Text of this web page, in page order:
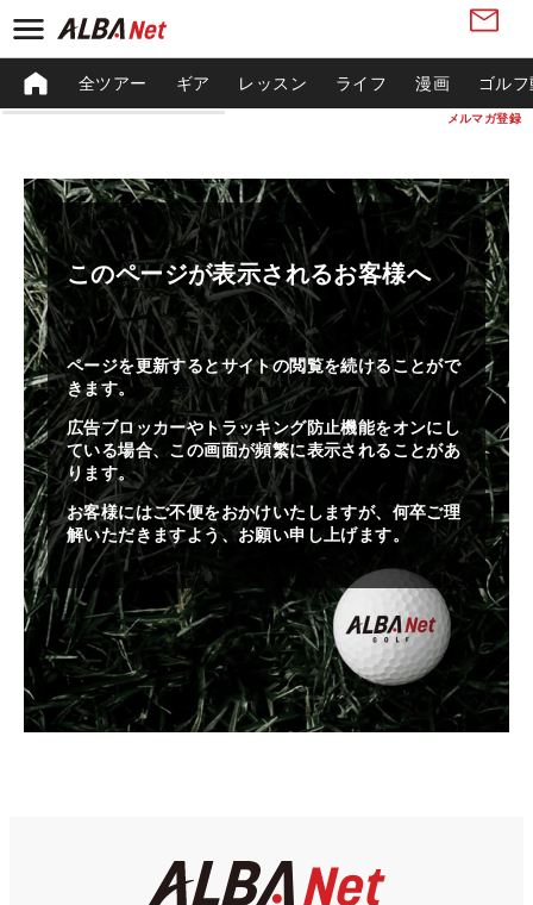
メルマガ登録
全ツアー ギア レッスン ライフ 漫画 ゴル
このページが表示されるお客様へ
ページを更新するとサイトの閲覧を続けることがで
きます。
広告ブロッカーやトラッキング防止機能をオンにし
ている場合、この画面が頻繁に表示されることがあ
ります。
お客様にはご不便をおかけいたしますが、何卒ご理
解いただきますよう、お願い申し上げます。